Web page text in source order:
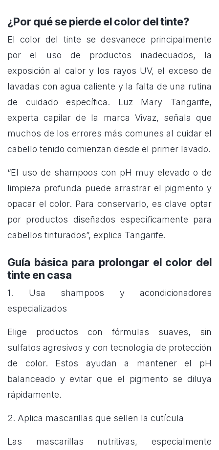
¿Por qué se pierde el color del tinte?
El color del tinte se desvanece principalmente
por el uso de productos inadecuados, la
exposición al calor y los rayos UV, el exceso de
lavadas con agua caliente y la falta de una rutina
de cuidado específica. Luz Mary Tangarife,
experta capilar de la marca Vivaz, señala que
muchos de los errores más comunes al cuidar el
cabello teñido comienzan desde el primer lavado.
“El uso de shampoos con pH muy elevado o de
limpieza profunda puede arrastrar el pigmento y
opacar el color. Para conservarlo, es clave optar
por productos diseñados específicamente para
cabellos tinturados”, explica Tangarife.
Guía básica para prolongar el color del
tinte en casa
1. Usa shampoos y acondicionadores
especializados
Elige productos con fórmulas suaves, sin
sulfatos agresivos y con tecnología de protección
de color. Estos ayudan a mantener el pH
balanceado y evitar que el pigmento se diluya
rápidamente.
2. Aplica mascarillas que sellen la cutícula
Las mascarillas nutritivas, especialmente